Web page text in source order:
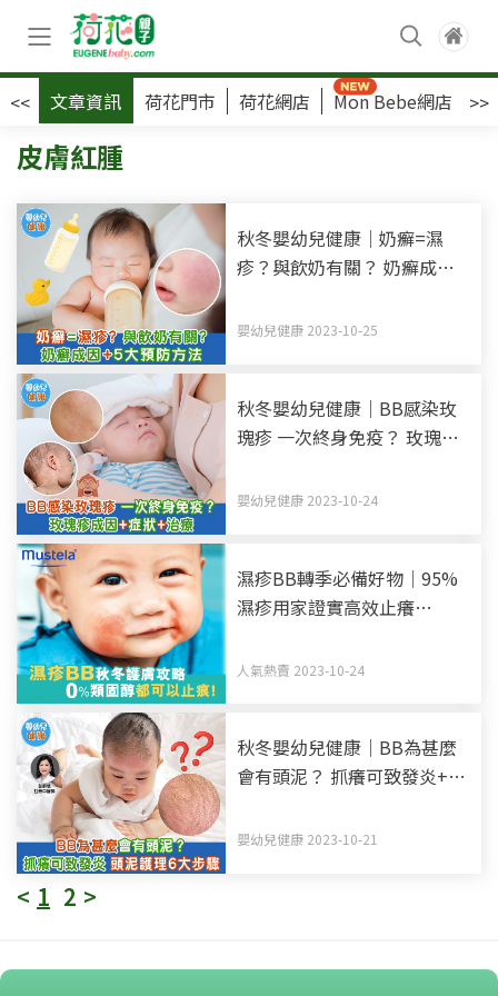
<< 文章資訊 荷花門市 荷花網店 Mon Bebe網店 >>
皮膚紅腫
秋冬嬰幼兒健康｜奶癬=濕
疹？與飲奶有關？ 奶癬成因
嬰幼兒健康 2023-10-25
秋冬嬰幼兒健康｜BB感染玫
瑰疹 一次終身免疫？ 玫瑰疹
嬰幼兒健康 2023-10-24
濕疹BB轉季必備好物｜95%
濕疹用家證實高效止癢
STELATOPIA+有機認證嬰兒
人氣熱賣 2023-10-24
秋冬嬰幼兒健康｜BB為甚麼
會有頭泥？ 抓癢可致發炎+頭
嬰幼兒健康 2023-10-21
< 1 2 >